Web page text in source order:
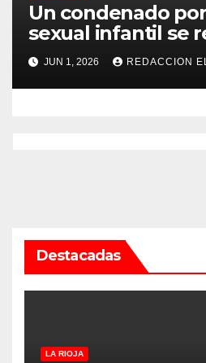
Un condenado
sexual infantil se
psicopedagogo
Servicio
Rioja
JUN 1, 2026 REDACCION
Destacadas
LA RIOJA